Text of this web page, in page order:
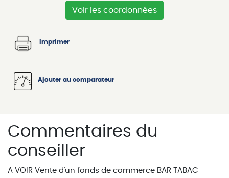
Voir les coordonnées
Imprimer
Ajouter au comparateur
Commentaires du
conseiller
A VOIR Vente d'un fonds de commerce BAR TABAC